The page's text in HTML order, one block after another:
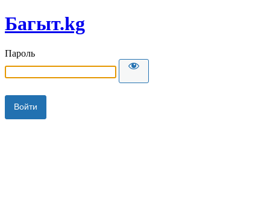
Багыт.kg
Пароль